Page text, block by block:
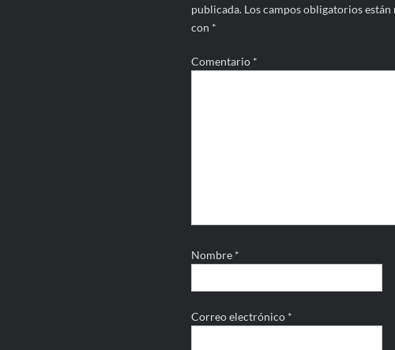
publicada. Los campos obligatorios están
con *
Comentario *
Nombre *
Correo electrónico *